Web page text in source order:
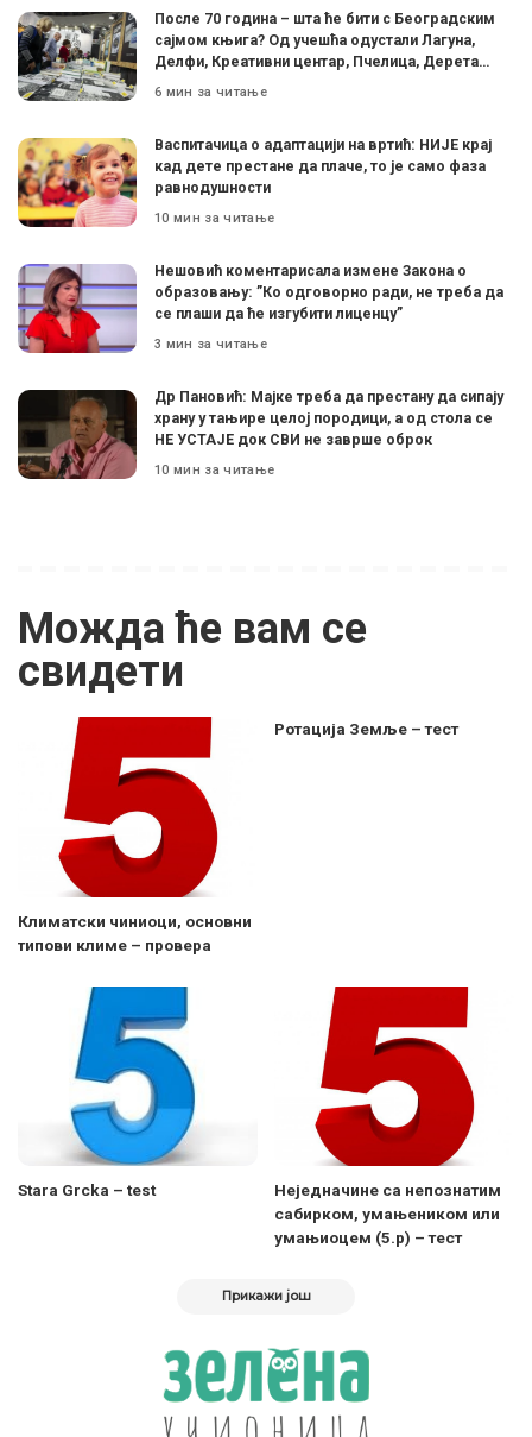
После 70 година – шта ће бити с Београдским
сајмом књига? Од учешћа одустали Лагуна,
Делфи, Креативни центар, Пчелица, Дерета…
6 мин за читање
Васпитачица о адаптацији на вртић: НИЈЕ крај
кад дете престане да плаче, то је само фаза
равнодушности
10 мин за читање
Нешовић коментарисала измене Закона о
образовању: ”Ко одговорно ради, не треба да
се плаши да ће изгубити лиценцу”
3 мин за читање
Др Пановић: Мајке треба да престану да сипају
храну у тањире целој породици, а од стола се
НЕ УСТАЈЕ док СВИ не заврше оброк
10 мин за читање
Можда ће вам се
свидети
Климатски чиниоци, основни
типови климе – провера
Ротација Земље – тест
Stara Grcka – test
Неједначине са непознатим
сабирком, умањеником или
умањиоцем (5.р) – тест
Прикажи још